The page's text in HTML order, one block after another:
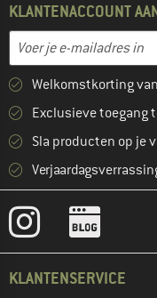
KLANTENACCOUNT
E-mailadres
Vul je e-mailadres hier
Welkomstkorting
Exclusieve toegang
Sla producten op je
KLANTENSERVICE